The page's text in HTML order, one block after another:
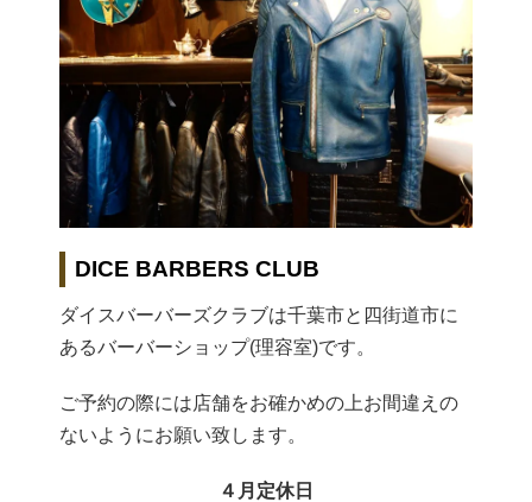
DICE BARBERS CLUB
ダイスバーバーズクラブは千葉市と四街道市に
あるバーバーショップ(理容室)です。
ご予約の際には店舗をお確かめの上お間違えの
ないようにお願い致します。
４月定休日